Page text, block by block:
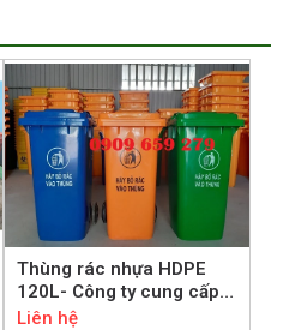
Thùng rác nhựa HDPE
120L- Công ty cung cấp
thùng rác tại TP.HCM
Liên hệ